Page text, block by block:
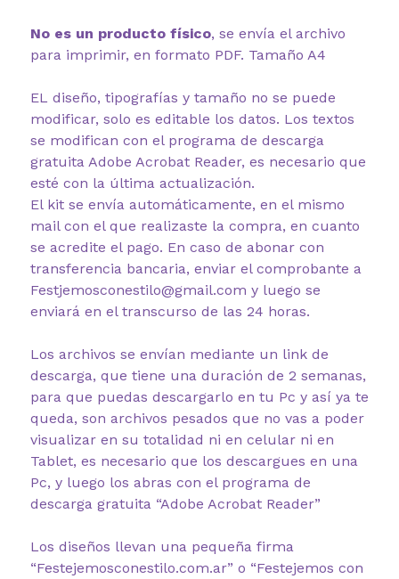
No es un producto físico, se envía el archivo
para imprimir, en formato PDF. Tamaño A4
EL diseño, tipografías y tamaño no se puede
modificar, solo es editable los datos. Los textos
se modifican con el programa de descarga
gratuita Adobe Acrobat Reader, es necesario que
esté con la última actualización.
El kit se envía automáticamente, en el mismo
mail con el que realizaste la compra, en cuanto
se acredite el pago. En caso de abonar con
transferencia bancaria, enviar el comprobante a
Festjemosconestilo@gmail.com y luego se
enviará en el transcurso de las 24 horas.
Los archivos se envían mediante un link de
descarga, que tiene una duración de 2 semanas,
para que puedas descargarlo en tu Pc y así ya te
queda, son archivos pesados que no vas a poder
visualizar en su totalidad ni en celular ni en
Tablet, es necesario que los descargues en una
Pc, y luego los abras con el programa de
descarga gratuita “Adobe Acrobat Reader”
Los diseños llevan una pequeña firma
“Festejemosconestilo.com.ar” o “Festejemos con